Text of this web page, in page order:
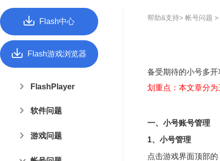
Flash中心
Flash游戏浏览器
FlashPlayer
软件问题
游戏问题
帮助&支持> 帐号问题 >
备受期待的小号多
划重点：本文章分
一、小号账号管理
1、小号管理
点击游戏界面顶部